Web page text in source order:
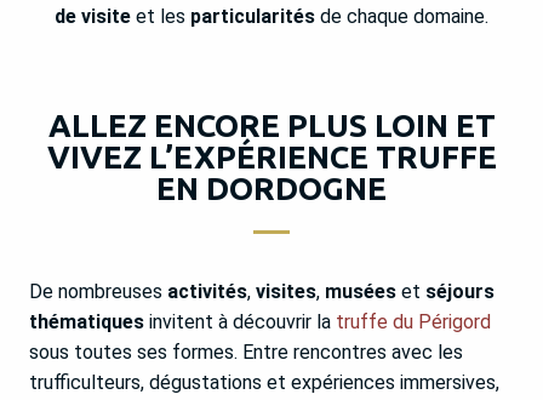
de visite et les particularités de chaque domaine.
ALLEZ ENCORE PLUS LOIN ET
VIVEZ L’EXPÉRIENCE TRUFFE
EN DORDOGNE
De nombreuses activités, visites, musées et séjours
thématiques invitent à découvrir la truffe du Périgord
sous toutes ses formes. Entre rencontres avec les
trufficulteurs, dégustations et expériences immersives,